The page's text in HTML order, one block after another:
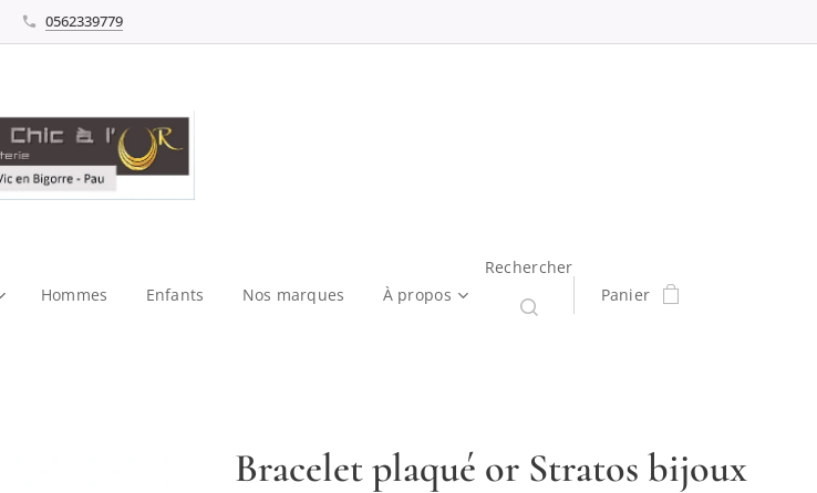
0562339779
Hommes Enfants Nos marques À propos
Rechercher
Panier
Bracelet plaqué or Stratos bijoux